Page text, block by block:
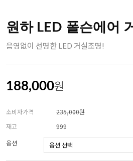
원하 LED 폴슨에어
음영없이 선명한 LED 거실조명!
188,000원
소비자가격
235,000원
재고
999
옵션